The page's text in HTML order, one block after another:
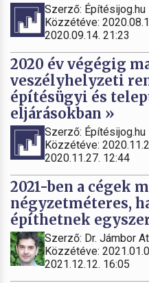
Szerző: Építésijog.hu
Közzétéve:
2020.09.14. 21:23
2020 év végégig
veszélyhelyzeti
építésügyi és
eljárásokban »
Szerző: Építésijog.hu
Közzétéve:
2020.11.27. 12:44
2021-ben a cégek
négyzetméteres,
építhetnek
Szerző: Dr. Jámbor
Közzétéve:
2021.12.12. 16:05